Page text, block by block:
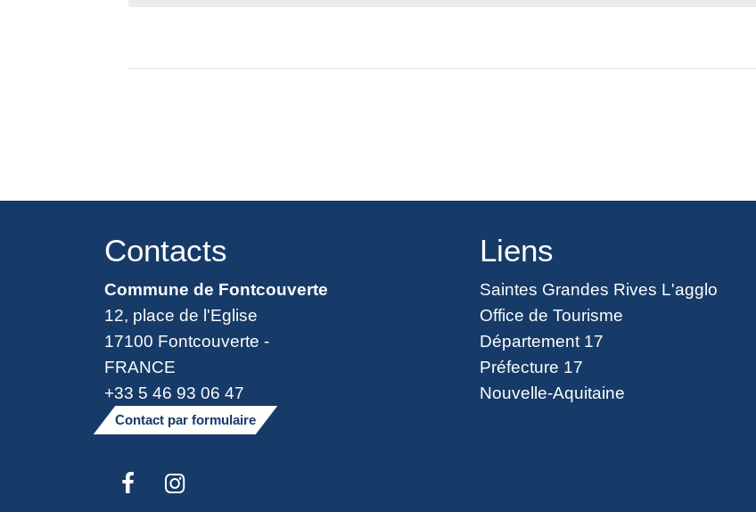
Contacts
Commune de Fontcouverte
12, place de l'Eglise
17100 Fontcouverte -
FRANCE
+33 5 46 93 06 47
Contact par formulaire
Liens
Saintes Grandes Rives L'agglo
Office de Tourisme
Département 17
Préfecture 17
Nouvelle-Aquitaine